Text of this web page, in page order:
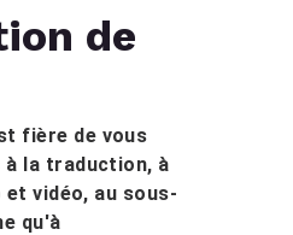
de
fière de vous
la traduction, à
vidéo, au sous-
qu'à